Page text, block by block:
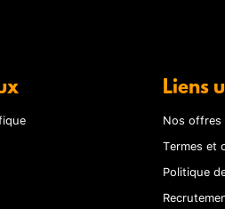
Liens
Nos offres
Termes et
Politique